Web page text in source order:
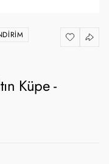
Küpe -